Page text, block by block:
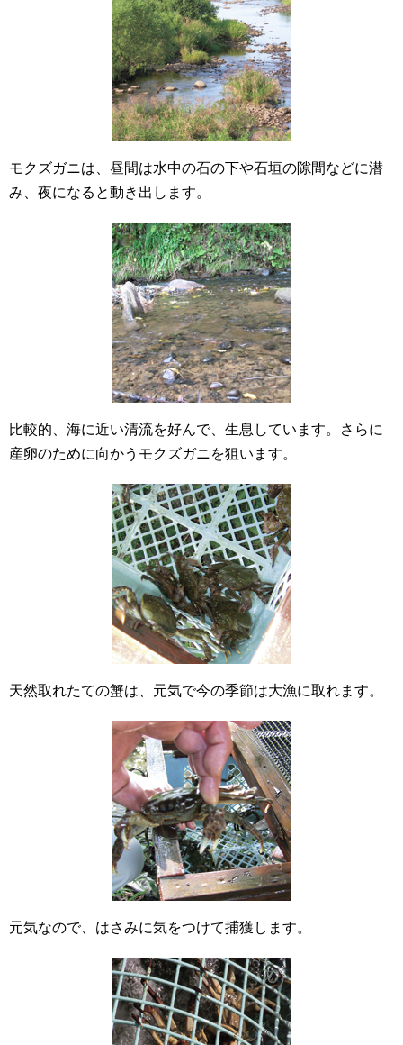
モクズガニは、昼間は水中の石の下や石垣の隙間などに潜
み、夜になると動き出します。
比較的、海に近い清流を好んで、生息しています。さらに
産卵のために向かうモクズガニを狙います。
天然取れたての蟹は、元気で今の季節は大漁に取れます。
元気なので、はさみに気をつけて捕獲します。